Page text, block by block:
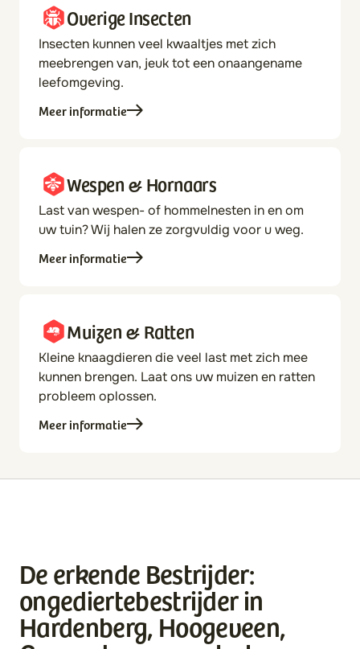
Overige Insecten
Insecten kunnen veel kwaaltjes met zich
meebrengen van, jeuk tot een onaangename
leefomgeving.
Meer informatie
Wespen & Hornaars
Last van wespen- of hommelnesten in en om
uw tuin? Wij halen ze zorgvuldig voor u weg.
Meer informatie
Muizen & Ratten
Kleine knaagdieren die veel last met zich mee
kunnen brengen. Laat ons uw muizen en ratten
probleem oplossen.
Meer informatie
De erkende Bestrijder:
ongediertebestrijder in
Hardenberg, Hoogeveen,